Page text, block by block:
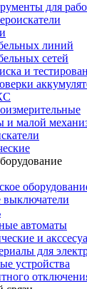
для
линий
сетей
и
и малой
выключатели
автоматы
и
для
устройства